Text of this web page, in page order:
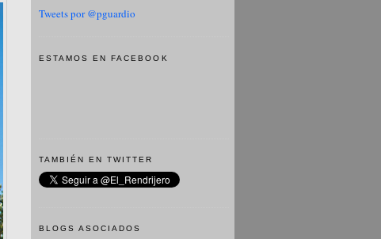
Tweets por @pguardio
ESTAMOS EN FACEBOOK
TAMBIÉN EN TWITTER
BLOGS ASOCIADOS